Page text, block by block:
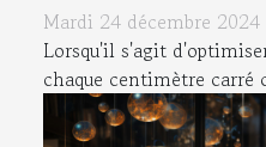
Mardi 24 décembre 2024
Lorsqu'il s'agit
chaque centimètre carré